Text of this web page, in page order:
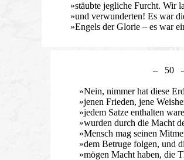
»stäubte jegliche Furcht. Wir
»und verwunderten! Es war
»Engels der Glorie – es war
– 50
»Nein, nimmer hat diese
»jenen Frieden, jene
»jedem Satze enthalten
»wurden durch die Macht
»Mensch mag seinen
»dem Betruge folgen, und
»mögen Macht haben, die